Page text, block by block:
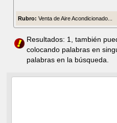
Rubro: Venta de Aire Acondicionado...
Resultados: 1, también
colocando palabras en
palabras en la búsqueda.